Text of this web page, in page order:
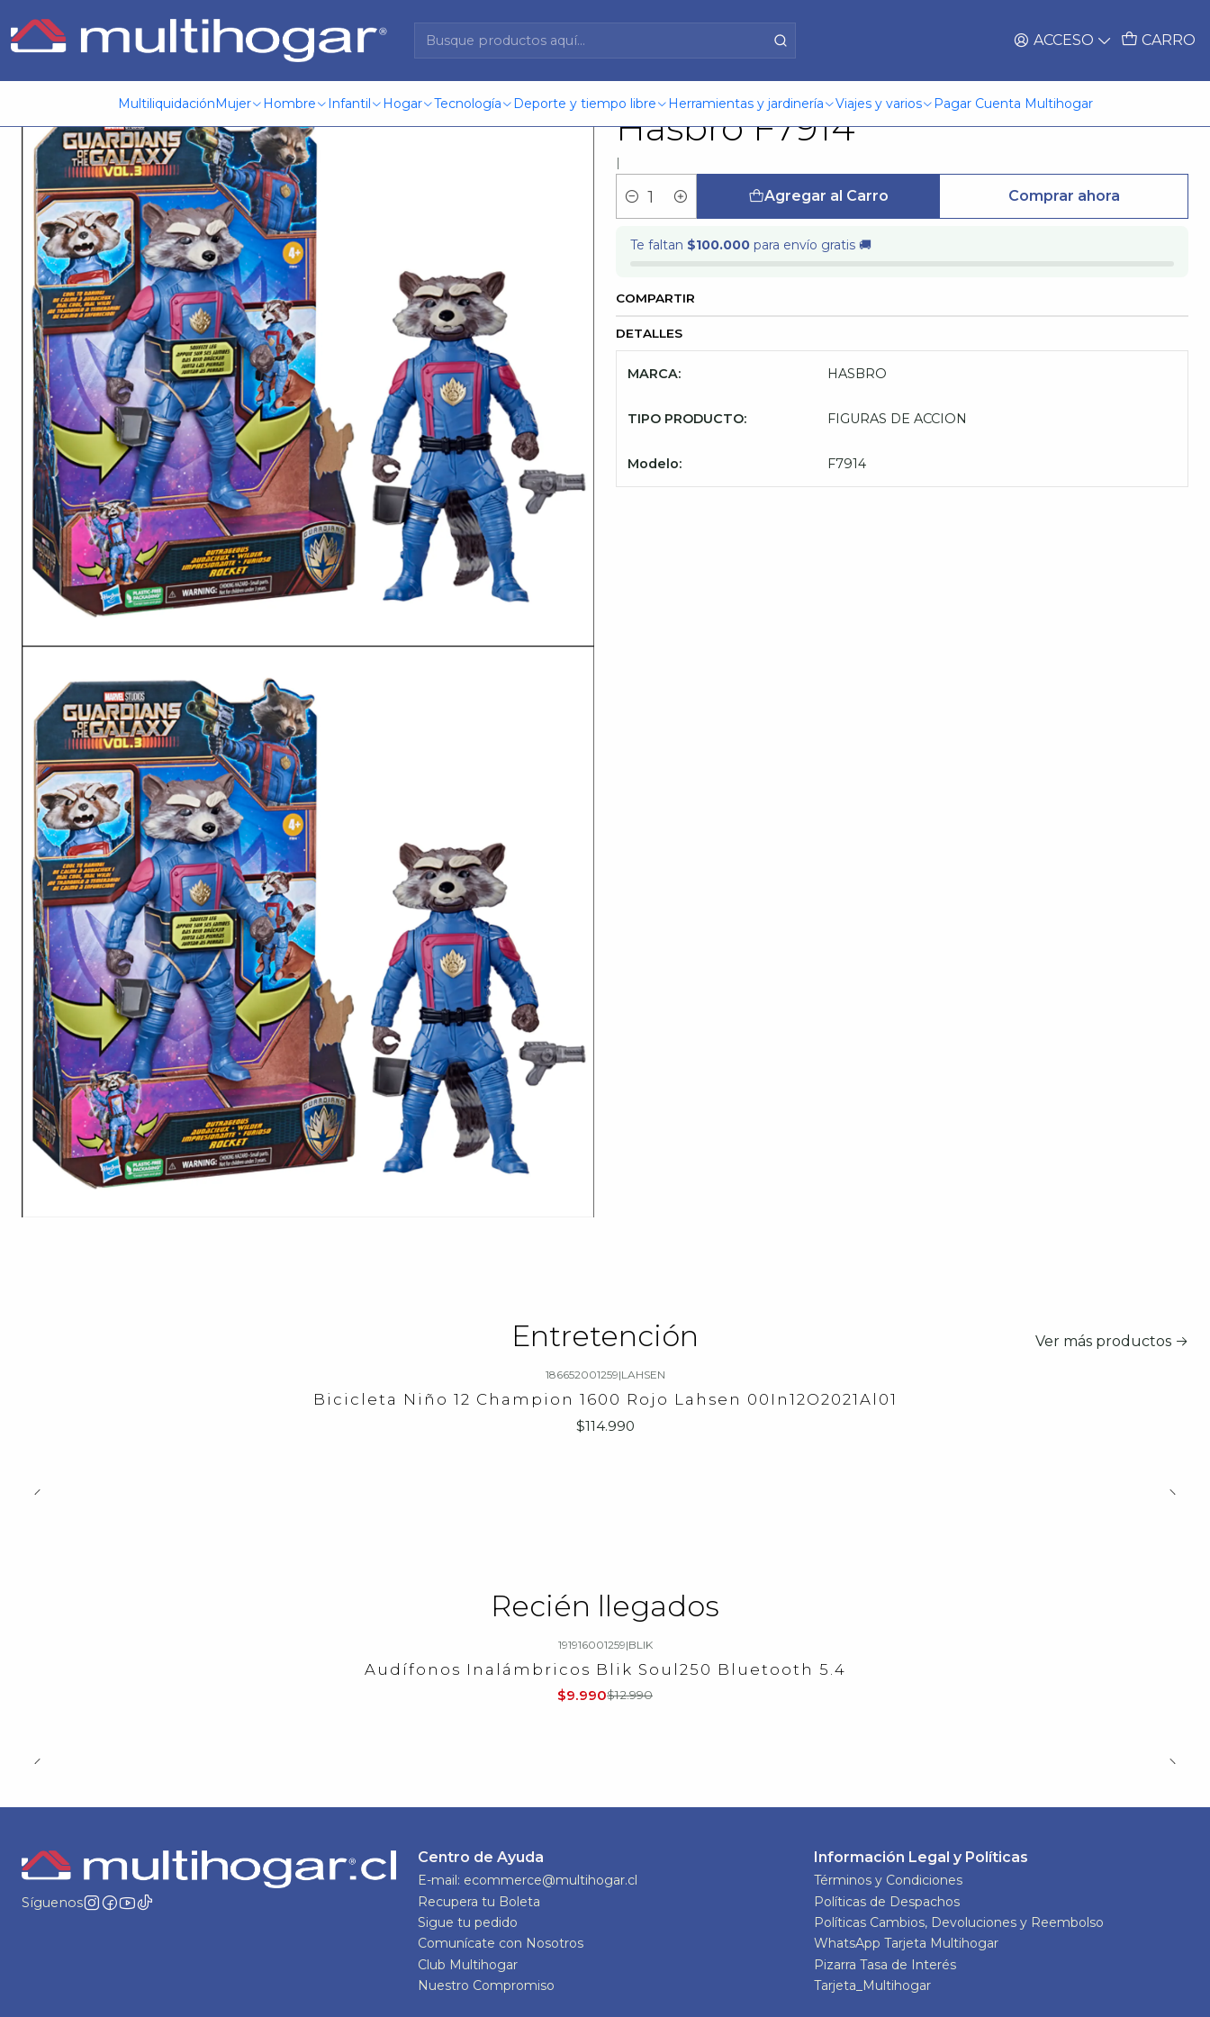
ACCESO CARRO
MultiliquidaciónMujer Hombre Infantil Hogar Tecnología Deporte y tiempo libre Herramientas y jardinería Viajes y varios Pagar Cuenta Multihogar
Inicio Para ellos
Ggm Feature Figure Rocket
Hasbro F7914
|
Cantidad
Agregar al Carro Comprar ahora
Te faltan $100.000 para envío gratis 🚚
COMPARTIR
DETALLES
MARCA: HASBRO
TIPO PRODUCTO: FIGURAS DE ACCION
Modelo: F7914
Entretención Ver más productos
186652001259|LAHSEN
Bicicleta Niño 12 Champion 1600 Rojo Lahsen 00In12O2021Al01
$114.990
Recién llegados
191916001259|BLIK
Audífonos Inalámbricos Blik Soul250 Bluetooth 5.4
$9.990$12.990
Síguenos
Centro de Ayuda
E-mail: ecommerce@multihogar.cl
Recupera tu Boleta
Sigue tu pedido
Comunícate con Nosotros
Club Multihogar
Nuestro Compromiso
Información Legal y Políticas
Términos y Condiciones
Políticas de Despachos
Políticas Cambios, Devoluciones y Reembolso
WhatsApp Tarjeta Multihogar
Pizarra Tasa de Interés
Tarjeta_Multihogar